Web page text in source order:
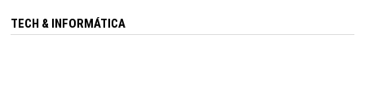
TECH & INFORMÁTICA